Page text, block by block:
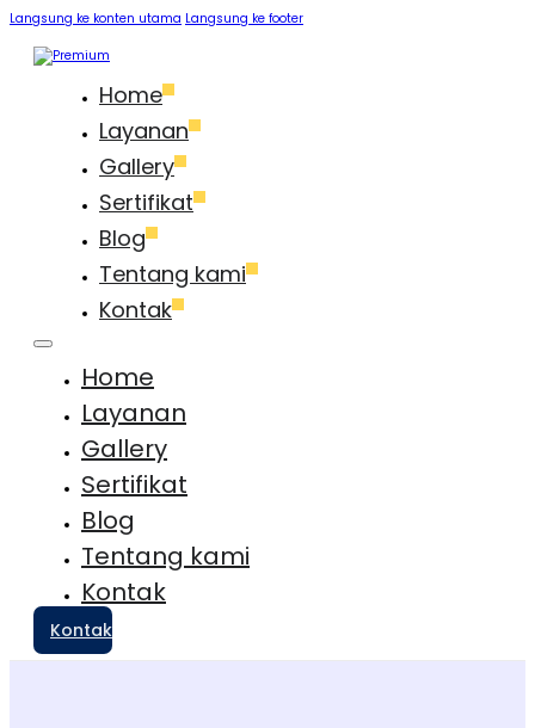
Langsung ke konten utama Langsung ke footer
Home
Layanan
Gallery
Sertifikat
Blog
Tentang kami
Kontak
Home
Layanan
Gallery
Sertifikat
Blog
Tentang kami
Kontak
Kontak